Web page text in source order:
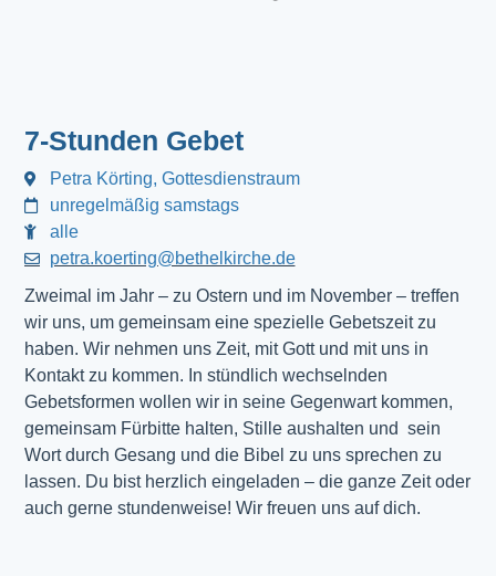
7-Stunden Gebet
Petra Körting, Gottesdienstraum
unregelmäßig samstags
alle
petra.koerting@bethelkirche.de
Zweimal im Jahr – zu Ostern und im November – treffen
wir uns, um gemeinsam eine spezielle Gebetszeit zu
haben. Wir nehmen uns Zeit, mit Gott und mit uns in
Kontakt zu kommen. In stündlich wechselnden
Gebetsformen wollen wir in seine Gegenwart kommen,
gemeinsam Fürbitte halten, Stille aushalten und sein
Wort durch Gesang und die Bibel zu uns sprechen zu
lassen. Du bist herzlich eingeladen – die ganze Zeit oder
auch gerne stundenweise! Wir freuen uns auf dich.